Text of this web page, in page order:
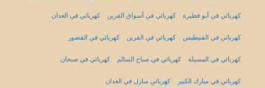
كهربائي في أبو فطيرة كهربائي في أسواق القرين كهربائي في العدان
كهربائي في الفنيطيس كهربائي في القرين كهربائي في القصور
كهربائي في المسيلة كهربائي في صباح السالم كهربائي في صبحان
كهربائي في مبارك الكبير كهربائي منازل في العدان